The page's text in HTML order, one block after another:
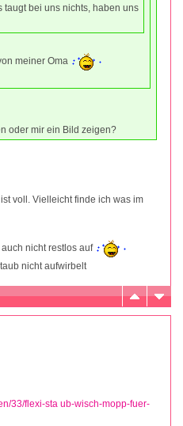
taugt bei uns nichts, haben uns
meiner Oma
oder mir ein Bild zeigen?
voll. Vielleicht finde ich was im
nicht restlos auf
nicht aufwirbelt
33/flexi-sta ub-wisch-mopp-fuer-